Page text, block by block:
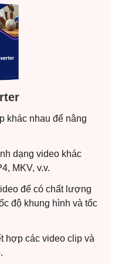
khác nhau để nâng
dạng video khác
MKV, v.v.
để có chất lượng
độ khung hình và tốc
hợp các video clip và